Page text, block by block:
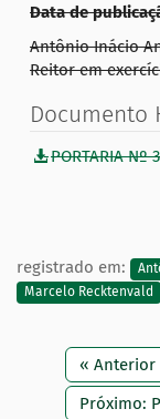
Data de
Antônio Inácio
Reitor em
Documento
PORTARIA Nº
registrado em:
Marcelo Recktenvald
« Anterior
Próximo: